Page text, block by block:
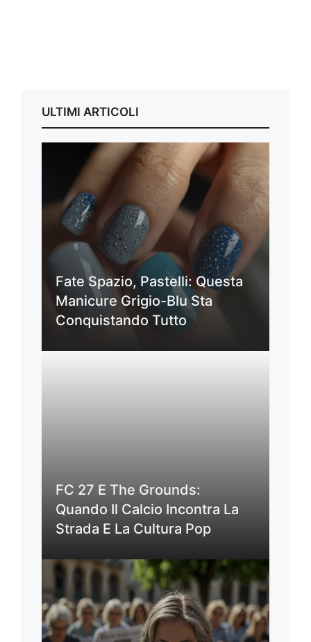
ULTIMI ARTICOLI
Fate Spazio, Pastelli: Questa
Manicure Grigio-Blu Sta
Conquistando Tutto
FC 27 E The Grounds:
Quando Il Calcio Incontra La
Strada E La Cultura Pop